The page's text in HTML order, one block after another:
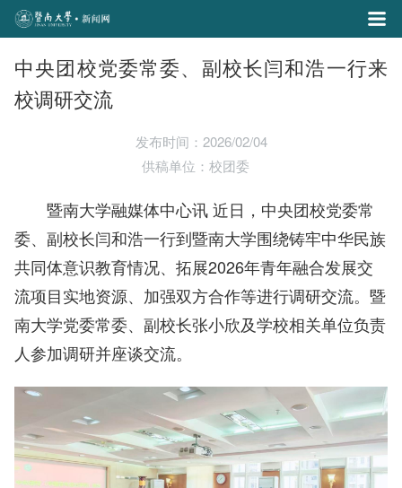
中央团校党委常委、副校长闫和浩一行来
校调研交流
发布时间：2026/02/04
供稿单位：校团委
暨南大学融媒体中心讯 近日，中央团校党委常
委、副校长闫和浩一行到暨南大学围绕铸牢中华民族
共同体意识教育情况、拓展2026年青年融合发展交
流项目实地资源、加强双方合作等进行调研交流。 暨
南大学党委常委、副校长张小欣及学校相关单位负责
人参加调研并座谈交流。